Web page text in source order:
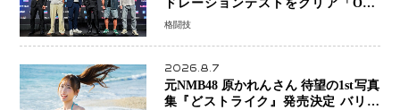
ドレーションテストをクリア「ONE
SAMURAI 2」決戦へ万全の準備整う
格闘技
2026.8.7
元NMB48 原かれんさん 待望の1st写真
集『どストライク』発売決定 バリで